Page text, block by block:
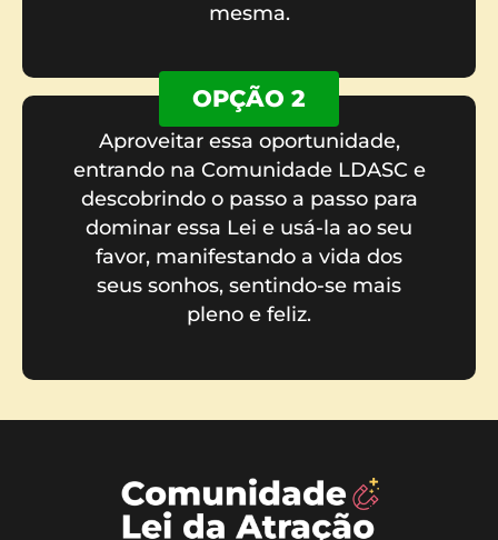
mesma.
OPÇÃO 2
Aproveitar essa oportunidade,
entrando na Comunidade LDASC e
descobrindo o passo a passo para
dominar essa Lei e usá-la ao seu
favor, manifestando a vida dos
seus sonhos, sentindo-se mais
pleno e feliz.